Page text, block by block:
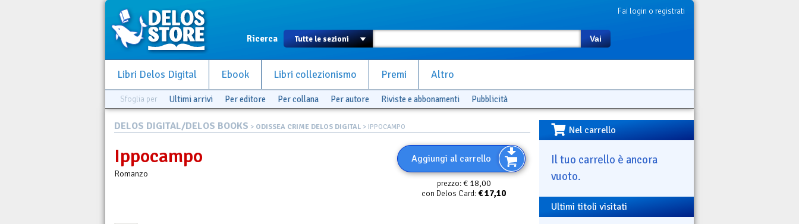
Fai login o registrati
Ricerca Vai
Libri Delos Digital Ebook Libri collezionismo Premi Altro
Sfoglia per Ultimi arrivi Per editore Per collana Per autore Riviste e abbonamenti Pubblicità
DELOS DIGITAL/DELOS BOOKS > ODISSEA CRIME DELOS DIGITAL > IPPOCAMPO
Aggiungi al carrello
prezzo:€ 18,00
con Delos Card: €17,10
Ippocampo
Romanzo
Nel carrello
Il tuo carrello è ancora
vuoto.
Ultimi titoli visitati